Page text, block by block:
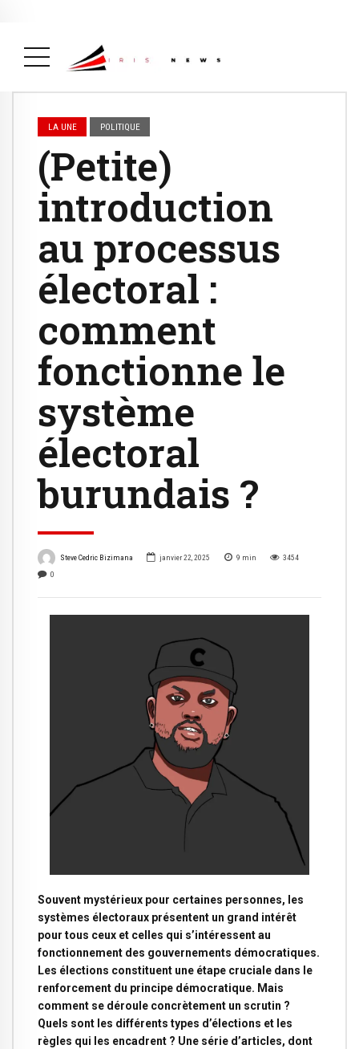
LA UNE POLITIQUE
(Petite)
introduction
au processus
électoral :
comment
fonctionne le
système
électoral
burundais ?
Steve Cedric Bizimana janvier 22, 2025 9 min
3454
0
Souvent mystérieux pour certaines personnes, les
systèmes électoraux présentent un grand intérêt
pour tous ceux et celles qui s’intéressent au
fonctionnement des gouvernements démocratiques.
Les élections constituent une étape cruciale dans le
renforcement du principe démocratique. Mais
comment se déroule concrètement un scrutin ?
Quels sont les différents types d’élections et les
règles qui les encadrent ? Une série d’articles, dont